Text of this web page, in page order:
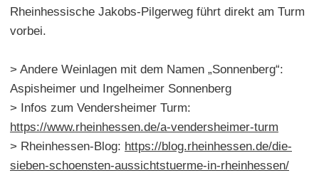
Rheinhessische Jakobs-Pilgerweg führt direkt am Turm
vorbei.
> Andere Weinlagen mit dem Namen „Sonnenberg“:
Aspisheimer und Ingelheimer Sonnenberg
> Infos zum Vendersheimer Turm:
https://www.rheinhessen.de/a-vendersheimer-turm
> Rheinhessen-Blog: https://blog.rheinhessen.de/die-
sieben-schoensten-aussichtstuerme-in-rheinhessen/